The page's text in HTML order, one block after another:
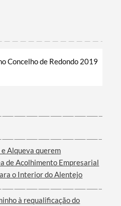
Concelho de Redondo 2019
Alqueva querem
de Acolhimento Empresarial
o Interior do Alentejo
à requalificação do